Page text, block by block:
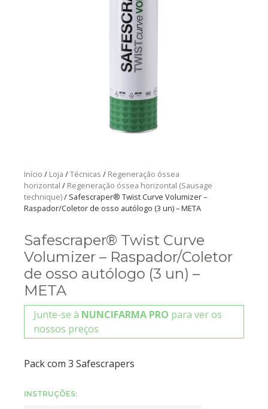
Início / Loja /Técnicas / Regeneração óssea
horizontal / Regeneração óssea horizontal (Sausage
technique)/ Safescraper® Twist Curve Volumizer –
Raspador/Coletor de osso autólogo (3 un) – META
Safescraper® Twist Curve
Volumizer – Raspador/Coletor
de osso autólogo (3 un) –
META
Junte-se à NUNCIFARMA PRO para ver os
nossos preços
Pack com 3 Safescrapers
INSTRUÇÕES: